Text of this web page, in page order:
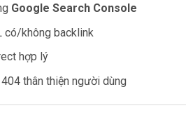
Google Search Console
có/không backlink
hợp lý
thân thiện người dùng